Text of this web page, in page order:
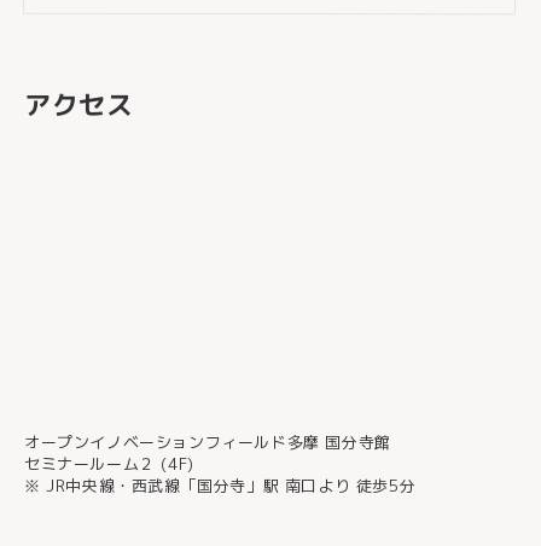
アクセス
オープンイノベーションフィールド多摩 国分寺館
セミナールーム２ (4F)
※ JR中央線・西武線「国分寺」駅 南口より 徒歩5分